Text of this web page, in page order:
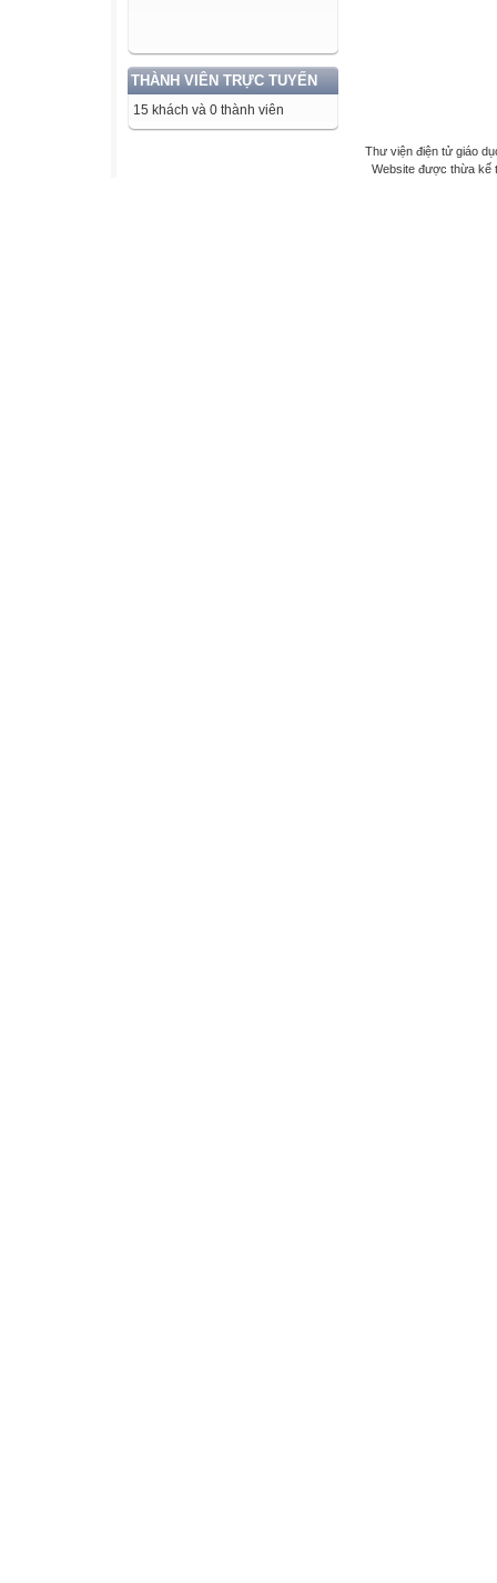
THÀNH VIÊN TRỰC TUYẾN
15 khách và 0 thành viên
Thư viện điện tử giáo
Website được thừa kế